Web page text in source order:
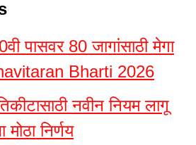
पासवर 80 जागांसाठी मेगा
Bharti 2026
नवीन नियम लागू
निर्णय